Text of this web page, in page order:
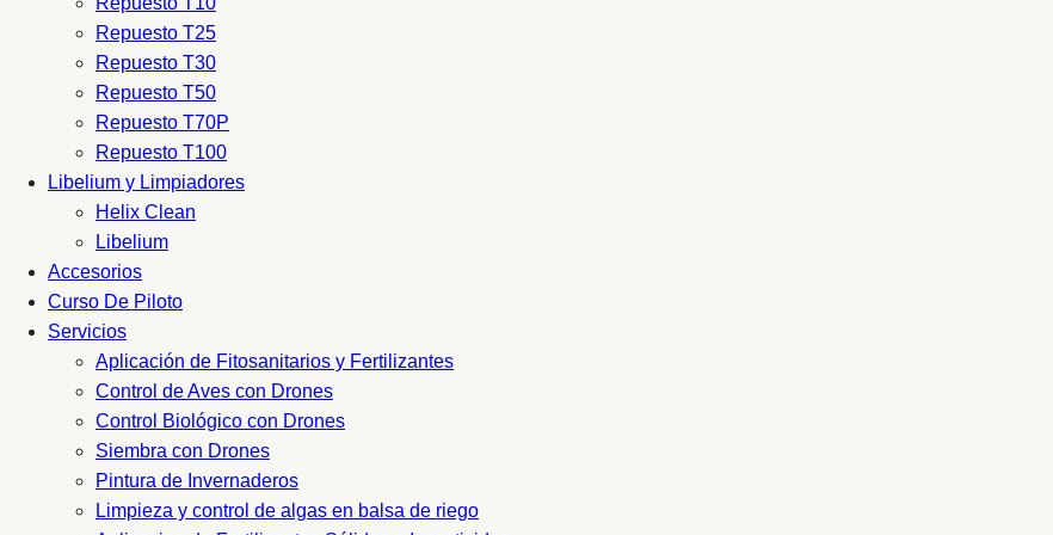
Repuesto T25
Repuesto T30
Repuesto T50
Repuesto T70P
Repuesto T100
Libelium y Limpiadores
Helix Clean
Libelium
Accesorios
Curso De Piloto
Servicios
Aplicación de Fitosanitarios y Fertilizantes
Control de Aves con Drones
Control Biológico con Drones
Siembra con Drones
Pintura de Invernaderos
Limpieza y control de algas en balsa de riego